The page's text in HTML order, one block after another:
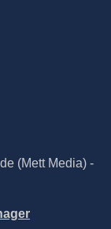
(Mett Media) -